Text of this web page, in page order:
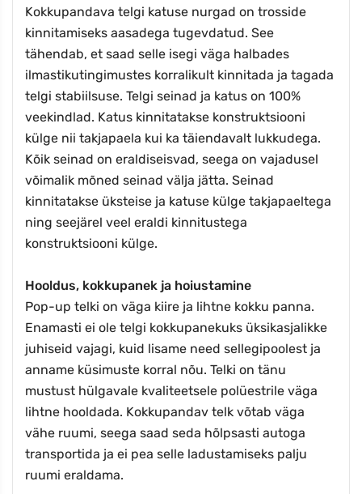
Kokkupandava telgi katuse nurgad on trosside
kinnitamiseks aasadega tugevdatud. See
tähendab, et saad selle isegi väga halbades
ilmastikutingimustes korralikult kinnitada ja tagada
telgi stabiilsuse. Telgi seinad ja katus on 100%
veekindlad. Katus kinnitatakse konstruktsiooni
külge nii takjapaela kui ka täiendavalt lukkudega.
Kõik seinad on eraldiseisvad, seega on vajadusel
võimalik mõned seinad välja jätta. Seinad
kinnitatakse üksteise ja katuse külge takjapaeltega
ning seejärel veel eraldi kinnitustega
konstruktsiooni külge.
Hooldus, kokkupanek ja hoiustamine
Pop-up telki on väga kiire ja lihtne kokku panna.
Enamasti ei ole telgi kokkupanekuks üksikasjalikke
juhiseid vajagi, kuid lisame need sellegipoolest ja
anname küsimuste korral nõu. Telki on tänu
mustust hülgavale kvaliteetsele polüestrile väga
lihtne hooldada. Kokkupandav telk võtab väga
vähe ruumi, seega saad seda hõlpsasti autoga
transportida ja ei pea selle ladustamiseks palju
ruumi eraldama.